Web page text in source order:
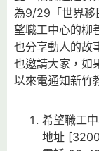
為9/29「世界移
望職工中心的柳
也分享動人的故
也邀請大家，如
以來電通知新竹
希望職工
地址